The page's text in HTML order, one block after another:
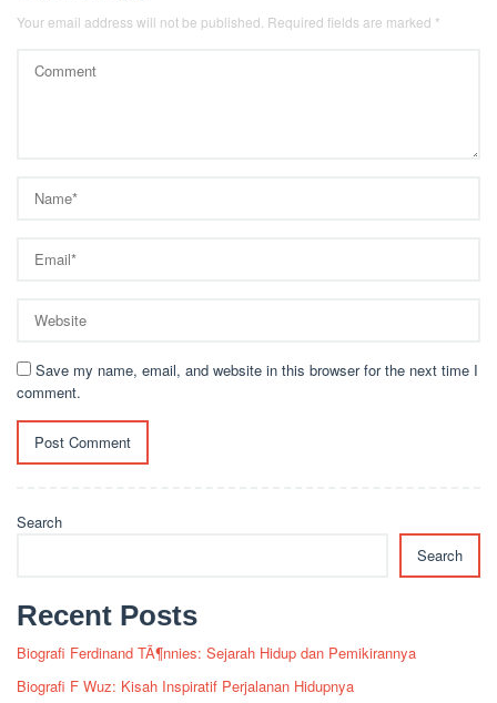
Your email address will not be published. Required fields are marked *
Save my name, email, and website in this browser for the next time I
comment.
Search
Search
Recent Posts
Biografi Ferdinand TÃ¶nnies: Sejarah Hidup dan Pemikirannya
Biografi F Wuz: Kisah Inspiratif Perjalanan Hidupnya